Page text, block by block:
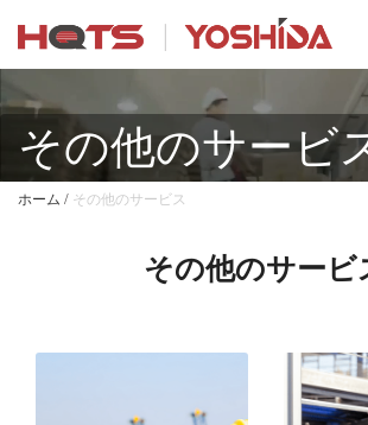
その他のサービ
ホーム / その他のサービス
その他のサービ